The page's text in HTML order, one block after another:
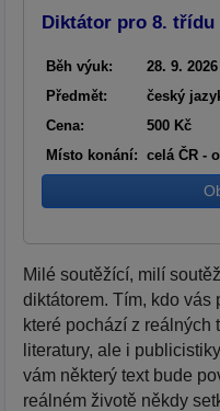
Milé soutěžící, milí
diktátorem. Tím, kdo vás
které pochází z reálných
literatury, ale i
vám některý text bude
reálném životě někdy
Diktátor pro 8. třídu
Běh výuk:
28. 9.
Předmět:
český
Cena:
500 Kč
Místo konání: celá ČR -